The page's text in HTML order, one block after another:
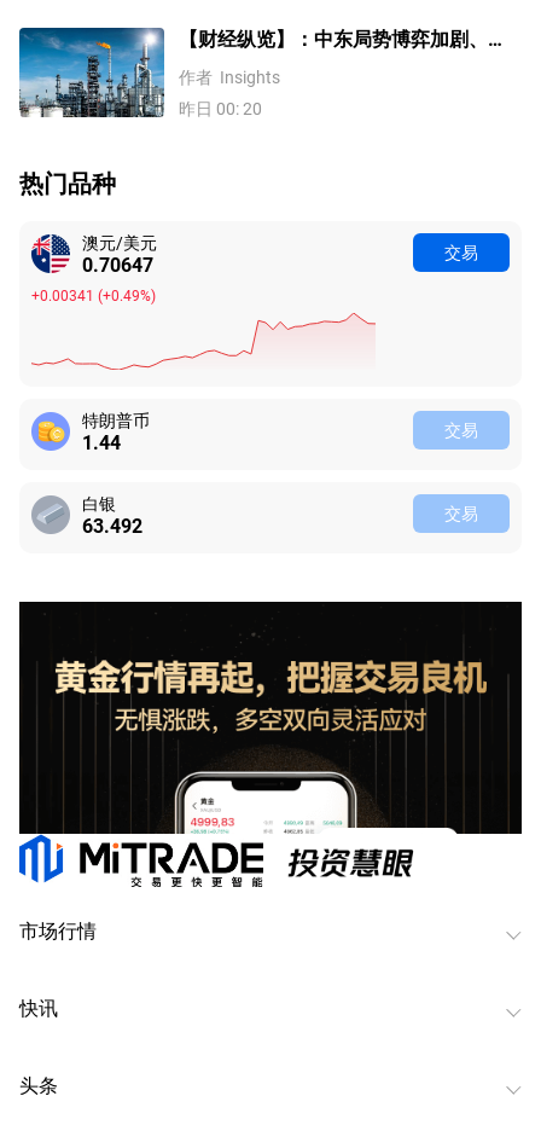
【财经纵览】：中东局势博弈加剧、
WTI原油涨超4%，10年期美债收益率、
美元反弹，道指终结五连涨！
作者 Insights
昨日 00: 20
热门品种
澳元/美元
0.70647
+0.00341 (+0.49%)
交易
特朗普币
1.44 交易
白银
63.492 交易
市场行情
快讯
头条